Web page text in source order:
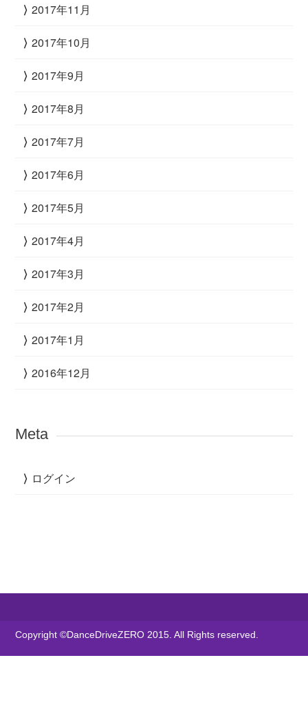
2017年11月
2017年10月
2017年9月
2017年8月
2017年7月
2017年6月
2017年5月
2017年4月
2017年3月
2017年2月
2017年1月
2016年12月
Meta
ログイン
Copyright ©DanceDriveZERO 2015. All Rights reserved.